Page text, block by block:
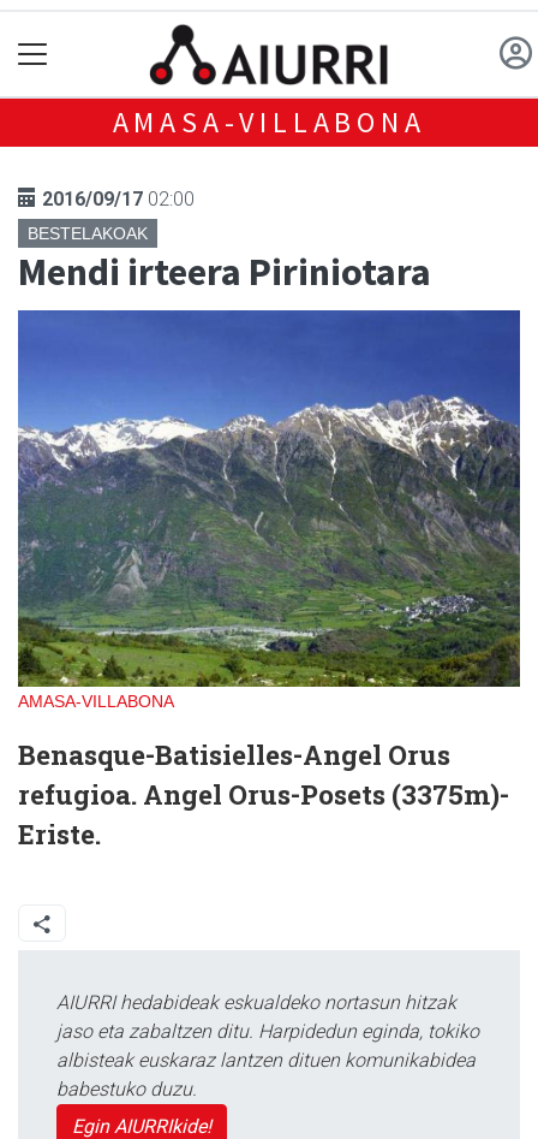
AMASA-VILLABONA
2016/09/17 02:00
BESTELAKOAK
Mendi irteera Piriniotara
AMASA-VILLABONA
Benasque-Batisielles-Angel Orus
refugioa. Angel Orus-Posets (3375m)-
Eriste.
AIURRI hedabideak eskualdeko nortasun hitzak
jaso eta zabaltzen ditu. Harpidedun eginda, tokiko
albisteak euskaraz lantzen dituen komunikabidea
babestuko duzu.
Egin AIURRIkide!